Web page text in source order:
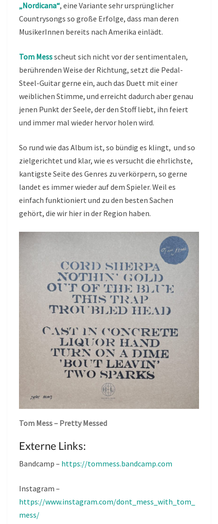
„Nordicana“, eine Variante sehr ursprünglicher
Countrysongs so große Erfolge, dass man deren
MusikerInnen bereits nach Amerika einlädt.
Tom Messscheut sich nicht vor der sentimentalen,
berührenden Weise der Richtung, setzt die Pedal-
Steel-Guitar gerne ein, auch das Duett mit einer
weiblichen Stimme, und erreicht dadurch aber genau
jenen Punkt der Seele, der den Stoff liebt, ihn feiert
und immer mal wieder hervor holen wird.
So rund wie das Album ist, so bündig es klingt, und so
zielgerichtet und klar, wie es versucht die ehrlichste,
kantigste Seite des Genres zu verkörpern, so gerne
landet es immer wieder auf dem Spieler. Weil es
einfach funktioniert und zu den besten Sachen
gehört, die wir hier in der Region haben.
Tom Mess – Pretty Messed
Externe Links:
Bandcamp – https://tommess.bandcamp.com
Instagram –
https://www.instagram.com/dont_mess_with_tom_
mess/